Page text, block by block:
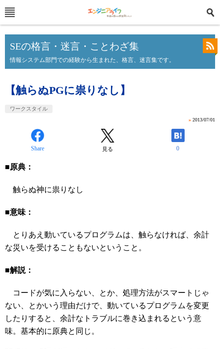
SEの格言・迷言・ことわざ集
情報システム部門での経験から生まれた、格言、迷言集です。
【触らぬPGに祟りなし】
ワークスタイル
» 2013/07/01
Share 見る 0
■原典：
触らぬ神に祟りなし
■意味：
とりあえ動いているプログラムは、触らなければ、余計
な災いを受けることもないということ。
■解説：
コードが気に入らない、とか、処理方法がスマートじゃ
ない、とかいう理由だけで、動いているプログラムを変更
したりすると、余計なトラブルに巻き込まれるという意
味。基本的に原典と同じ。